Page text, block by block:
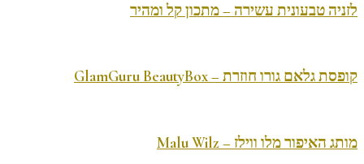
לזניה טבעונית עשירה – מתכון קל ומהיר
קופסת גלאם גורו חוזרת – GlamGuru BeautyBox
מותג האיפור מלו ווילז – Malu Wilz